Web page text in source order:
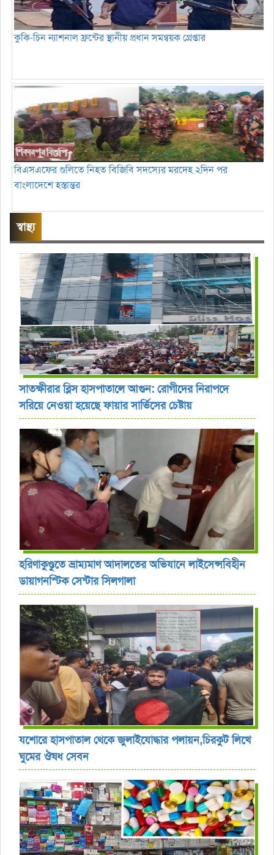
কুকি-চিন ন্যাশনাল ফ্রন্টের স্থানীয় প্রধান সমন্বয়ক গ্রেপ্তার
বিএসএফের গুলিতে নিহত বিজিবি সদস্যের মরদেহ ২দিন পর
বাংলাদেশে হস্তান্তর
স্বাস্থ্য
সাতক্ষীরার ব্লিস হাসপাতালে আগুন: রোগীদের নিরাপদে
সরিয়ে নেওয়া হয়েছে ফায়ার সার্ভিসের চেষ্টায়
হরিণাকুণ্ডুতে ভ্রাম্যমাণ আদালতের অভিযানে লাইসেন্সবিহীন
ডায়াগনস্টিক সেন্টার সিলগালা
যশোরে হাসপাতাল থেকে জুলাইযোদ্ধার পলায়ন,চিরকুট লিখে
ঘুমের ঔষধ সেবন